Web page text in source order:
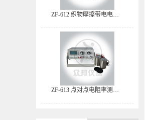
ZF-612 织物摩擦带电电荷量测试仪-滚筒摩擦机
ZF-613 点对点电阻率测试仪